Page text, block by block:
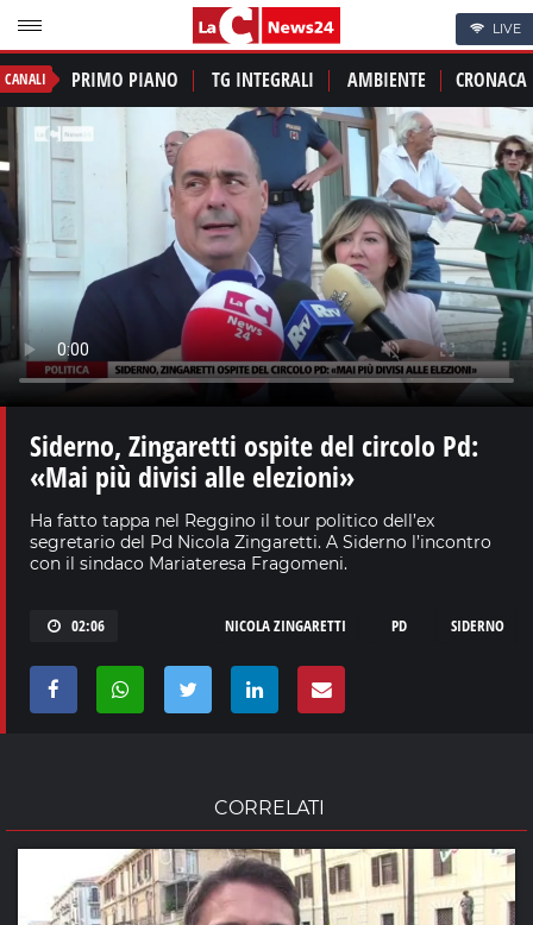
LIVE
CANALI PRIMO PIANO TG INTEGRALI AMBIENTE CRONACA
Siderno, Zingaretti ospite del circolo Pd:
«Mai più divisi alle elezioni»
Ha fatto tappa nel Reggino il tour politico dell’ex
segretario del Pd Nicola Zingaretti. A Siderno l’incontro
con il sindaco Mariateresa Fragomeni.
02:06 SIDERNO
PD
NICOLA ZINGARETTI
CORRELATI